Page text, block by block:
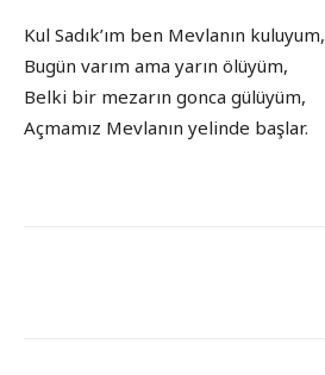
Kul Sadık’ım ben Mevlanın kuluyum,
Bugün varım ama yarın ölüyüm,
Belki bir mezarın gonca gülüyüm,
Açmamız Mevlanın yelinde başlar.